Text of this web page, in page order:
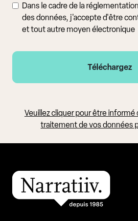
Dans le cadre de la
des données, j'accepte d'être
et tout autre moyen électronique
Veuillez cliquer pour être
traitement de vos données